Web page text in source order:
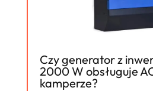
Czy generator z
2000 W obsługuje
kamperze?